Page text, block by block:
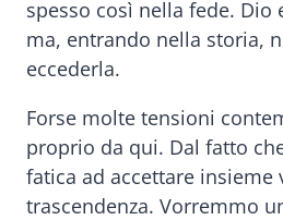
spesso così nella fede. Dio
ma, entrando nella storia,
eccederla.
Forse molte tensioni
proprio da qui. Dal fatto
fatica ad accettare insieme
trascendenza. Vorremmo